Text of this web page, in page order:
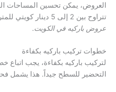
العروض، يمكن تحسين المساحات
تتراوح بين 2 إلى 5 دينار كويتي للمتر المربع، مما يجعلها من
عروض باركيه في الكويت.
خطوات تركيب باركيه بكفاءة
لتركيب باركيه بكفاءة، يجب اتباع
التحضير للسطح جيداً. هذا يشمل